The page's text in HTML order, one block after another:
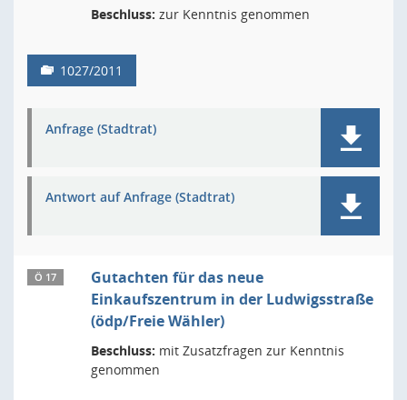
Beschluss: zur Kenntnis genommen
1027/2011
Anfrage (Stadtrat)
Antwort auf Anfrage (Stadtrat)
Ö 17
Gutachten für das neue
Einkaufszentrum in der Ludwigsstraße
(ödp/Freie Wähler)
Beschluss: mit Zusatzfragen zur Kenntnis
genommen